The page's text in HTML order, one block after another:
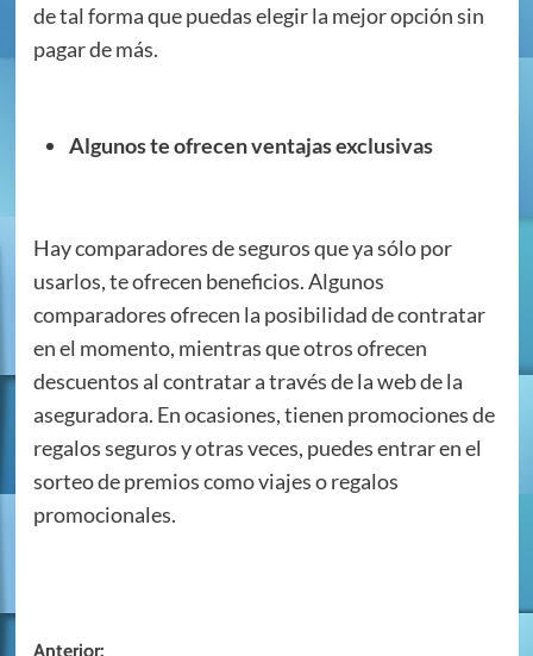
de tal forma que puedas elegir la mejor opción sin
pagar de más.
Algunos te ofrecen ventajas exclusivas
Hay comparadores de seguros que ya sólo por
usarlos, te ofrecen beneficios. Algunos
comparadores ofrecen la posibilidad de contratar
en el momento, mientras que otros ofrecen
descuentos al contratar a través de la web de la
aseguradora. En ocasiones, tienen promociones de
regalos seguros y otras veces, puedes entrar en el
sorteo de premios como viajes o regalos
promocionales.
Anterior: